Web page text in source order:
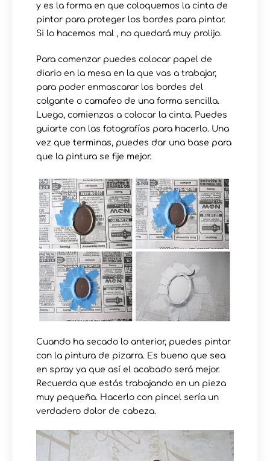
y es la forma en que coloquemos la cinta de
pintor para proteger los bordes para pintar.
Si lo hacemos mal , no quedará muy prolijo.
Para comenzar puedes colocar papel de
diario en la mesa en la que vas a trabajar,
para poder enmascarar los bordes del
colgante o camafeo de una forma sencilla.
Luego, comienzas a colocar la cinta. Puedes
guiarte con las fotografías para hacerlo. Una
vez que terminas, puedes dar una base para
que la pintura se fije mejor.
Cuando ha secado lo anterior, puedes pintar
con la pintura de pizarra. Es bueno que sea
en spray ya que así el acabado será mejor.
Recuerda que estás trabajando en un pieza
muy pequeña. Hacerlo con pincel sería un
verdadero dolor de cabeza.